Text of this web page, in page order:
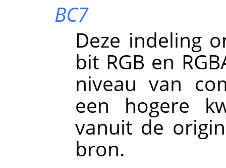
BC7
Deze indeling
bit RGB en
niveau van
een hogere
vanuit de
bron.